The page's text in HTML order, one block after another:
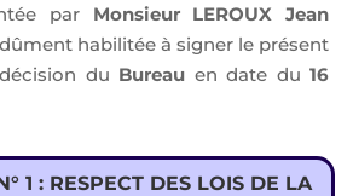
par Monsieur LEROUX Jean
habilitée à signer le présent
du Bureau en date du16
1 : RESPECT DES LOIS DE LA